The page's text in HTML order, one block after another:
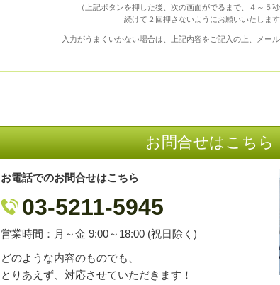
（上記ボタンを押した後、次の画面がでるまで、４～５
続けて２回押さないようにお願いいたします
入力がうまくいかない場合は、上記内容をご記入の上、メー
お問合せはこちら
お電話でのお問合せはこちら
03-5211-5945
営業時間：月～金 9:00～18:00 (祝日除く)
どのような内容のものでも、
とりあえず、対応させていただきます！